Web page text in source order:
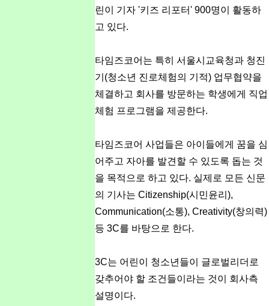
린이 기자 '키즈 리포터' 900명이 활동하
고 있다.
타임즈코어는 특히 서울시교육청과 청진
기(청소년 진로체험의 기적) 업무협약을
체결하고 회사를 방문하는 학생에게 직업
체험 프로그램을 제공한다.
타임즈코어 사업들은 아이들에게 꿈을 심
어주고 자아를 발견할 수 있도록 돕는 것
을 목적으로 하고 있다. 실제로 모든 신문
의 기사는 Citizenship(시민윤리),
Communication(소통), Creativity(창의력)
등 3C를 바탕으로 한다.
3C는 어린이 청소년들이 글로벌리더로
갖추어야 할 조건들이라는 것이 회사측
설명이다.